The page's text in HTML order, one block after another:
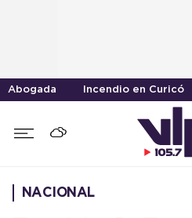
Abogada Incendio en Curicó
NACIONAL